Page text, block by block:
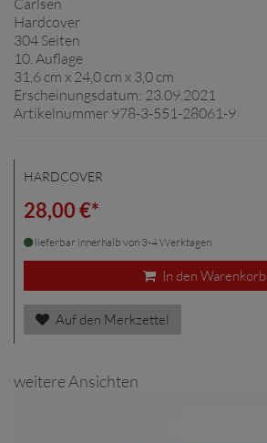
Hardcover
304 Seiten
10. Auflage
31,6 cm x 24,0 cm x 3,0 cm
Erscheinungsdatum: 23.09.2021
Artikelnummer 978-3-551-28061-9
HARDCOVER
28,00 €*
lieferbar innerhalb von 3-4 Werktagen
In den Warenkorb
Auf den Merkzettel
weitere Ansichten